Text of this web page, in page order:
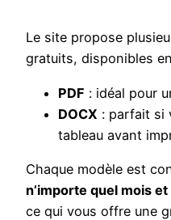
Le site propose
gratuits, disponibles
PDF : idéal pour
DOCX : parfait si
tableau avant
Chaque modèle est
n’importe quel mois
ce qui vous offre une